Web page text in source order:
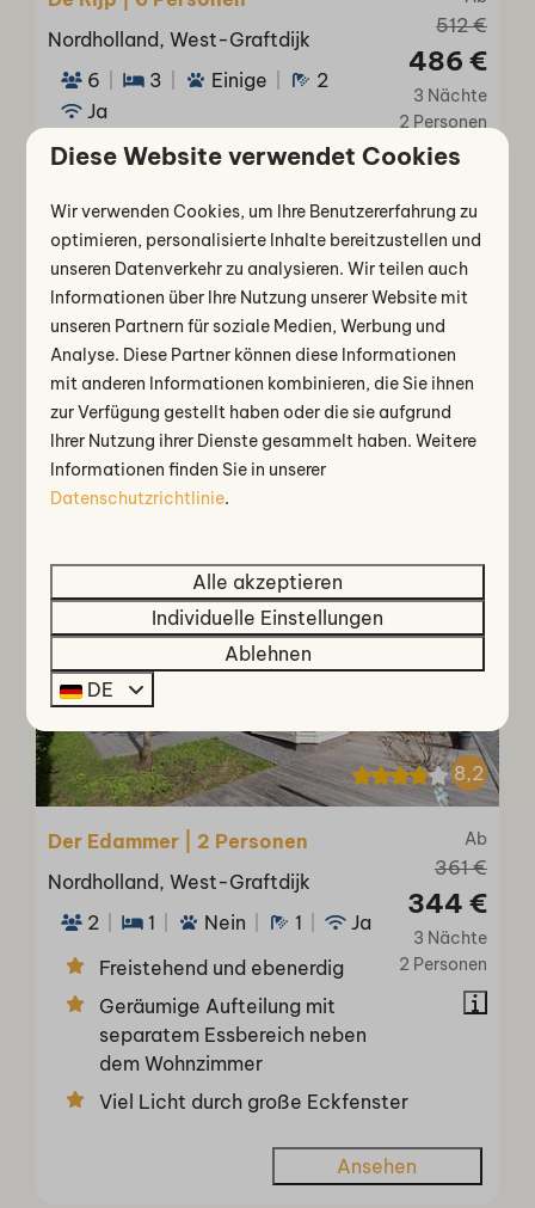
512 €
486 €
3 Nächte
2 Personen
Nordholland, West-Graftdijk
6
3 Einige
2
Ja
Authentische nordholländische
Wohnraum
2 Badezimmer davon 1 mit Badewanne
3 Schlafzimmer mit komfortablen
Einzel-Boxspringbetten
Schlafzimmer und Badezimmer im
Erdgeschoss
Separates WC
POPULÄR
8,2
Ab
361 €
344 €
3 Nächte
2 Personen
Der Edammer | 2 Personen
Nordholland, West-Graftdijk
2
1 Nein 1
Ja
Freistehend und ebenerdig
Geräumige Aufteilung mit
separatem Essbereich neben
dem Wohnzimmer
Viel Licht durch große Eckfenster
Ansehen
Diese Website verwendet Cookies
Wir verwenden Cookies, um Ihre Benutzererfahrung zu
optimieren, personalisierte Inhalte bereitzustellen und
unseren Datenverkehr zu analysieren. Wir teilen auch
Informationen über Ihre Nutzung unserer Website mit
unseren Partnern für soziale Medien, Werbung und
Analyse. Diese Partner können diese Informationen
mit anderen Informationen kombinieren, die Sie ihnen
zur Verfügung gestellt haben oder die sie aufgrund
Ihrer Nutzung ihrer Dienste gesammelt haben. Weitere
Informationen finden Sie in unserer
Datenschutzrichtlinie.
Alle akzeptieren
Individuelle Einstellungen
Ablehnen
DE